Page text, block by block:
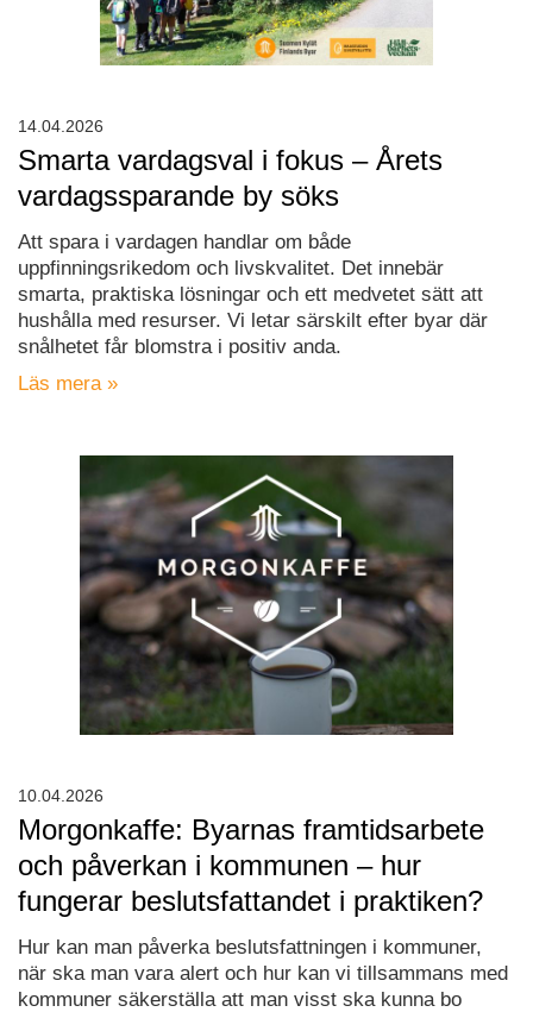
Smarta vardagsval i fokus – Årets
vardagssparande by söks
Att spara i vardagen handlar om både
uppfinningsrikedom och livskvalitet. Det innebär
smarta, praktiska lösningar och ett medvetet sätt att
hushålla med resurser. Vi letar särskilt efter byar där
snålhetet får blomstra i positiv anda.
Läs mera »
14.04.2026
Morgonkaffe: Byarnas framtidsarbete
och påverkan i kommunen – hur
fungerar beslutsfattandet i praktiken?
Hur kan man påverka beslutsfattningen i kommuner,
när ska man vara alert och hur kan vi tillsammans med
kommuner säkerställa att man visst ska kunna bo
10.04.2026